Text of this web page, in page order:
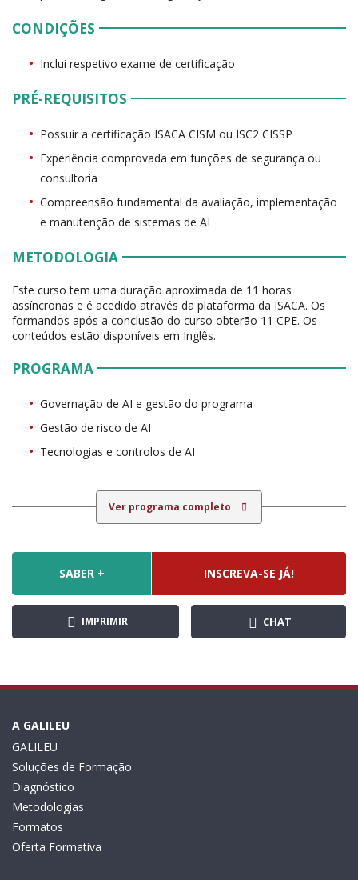
CONDIÇÕES
Inclui respetivo exame de certificação
PRÉ-REQUISITOS
Possuir a certificação ISACA CISM ou ISC2 CISSP
Experiência comprovada em funções de segurança ou
consultoria
Compreensão fundamental da avaliação, implementação
e manutenção de sistemas de AI
METODOLOGIA
Este curso tem uma duração aproximada de 11 horas
assíncronas e é acedido através da plataforma da ISACA. Os
formandos após a conclusão do curso obterão 11 CPE. Os
conteúdos estão disponíveis em Inglês.
PROGRAMA
Governação de AI e gestão do programa
Gestão de risco de AI
Tecnologias e controlos de AI
Ver programa completo
SABER + INSCREVA-SE JÁ!
IMPRIMIR CHAT
A GALILEU
GALILEU
Soluções de Formação
Diagnóstico
Metodologias
Formatos
Oferta Formativa